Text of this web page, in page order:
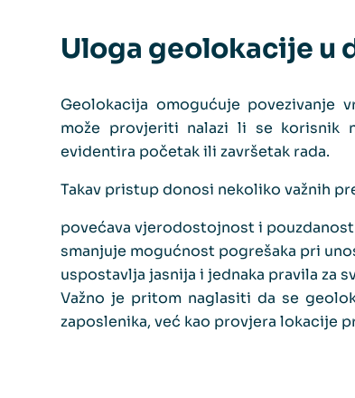
Uloga geolokacije u
Geolokacija omogućuje povezivanje
može provjeriti nalazi li se korisnik
evidentira početak ili završetak rada.
Takav pristup donosi nekoliko važnih
povećava vjerodostojnost i
smanjuje mogućnost pogrešaka pri
uspostavlja jasnija i jednaka pravila za
Važno je pritom naglasiti da se
zaposlenika, već kao provjera lokacije